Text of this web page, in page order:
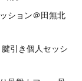
ション＠田無北
引き個人セッシ